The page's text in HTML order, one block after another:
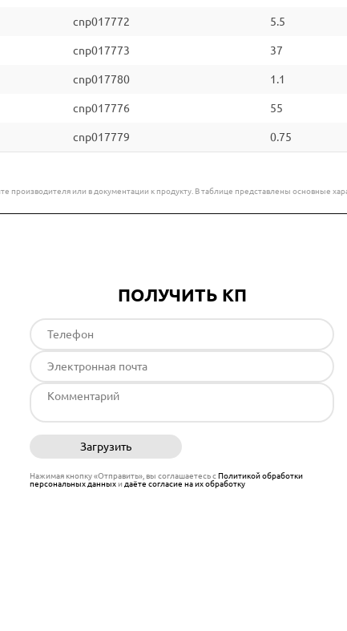
cnp017772 5.5
cnp017773 37
cnp017780 1.1
cnp017776 55
cnp017779 0.75
производителя или в документации к продукту. В таблице представлены основные
ПОЛУЧИТЬ КП
Загрузить
Нажимая кнопку «Отправить», вы соглашаетесь сПолитикой обработки
персональных данныхи даёте согласие на их обработку